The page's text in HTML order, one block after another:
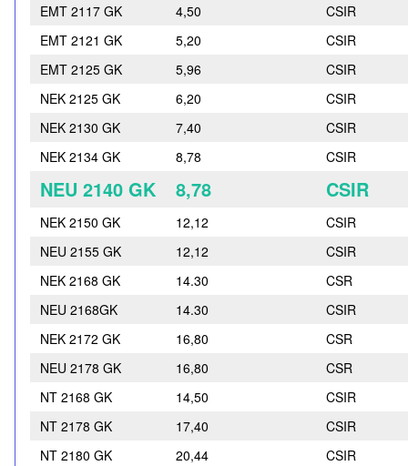
EMT 2117 GK 4,50
CSIR
EMT 2121 GK
5,20
CSIR
EMT 2125 GK
5,96
CSIR
NEK 2125 GK
6,20
CSIR
NEK 2130 GK
7,40
CSIR
NEK 2134 GK
8,78 CSIR
NEU 2140 GK 8,78 CSIR
NEK 2150 GK 12,12
CSIR
NEU 2155 GK
12,12
CSIR
NEK 2168 GK
14.30
CSR
NEU 2168GK
14.30
CSIR
NEK 2172 GK
16,80
CSR
NEU 2178 GK
16,80
CSR
NT 2168 GK
14,50
CSIR
NT 2178 GK
17,40
CSIR
NT 2180 GK
20,44
CSIR